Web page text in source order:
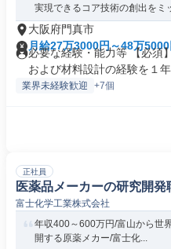
実現できるコア技術の創出をミ
大阪府門真市
月給27万3000円～48万5000
必要な経験・能力等 【必須
および材料設計の経験を１年
業界未経験歓迎 +7個
正社員
医薬品メーカーの研究開
富士化学工業株式会社
年収400～600万円/富山から世
開する原薬メカー/富士化...